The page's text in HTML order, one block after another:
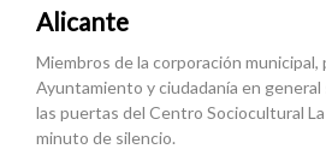
Alicante
Miembros de la corporación municipal,
Ayuntamiento y ciudadanía en
las puertas del Centro Sociocultural La
minuto de silencio.